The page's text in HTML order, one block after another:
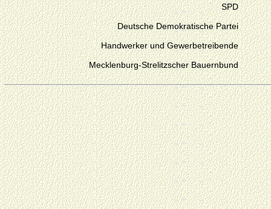
SPD
Deutsche Demokratische Partei
Handwerker und Gewerbetreibende
Mecklenburg-Strelitzscher Bauernbund